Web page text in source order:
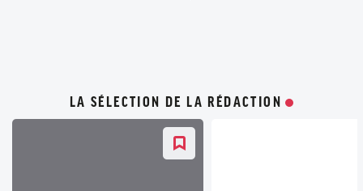
LA SÉLECTION DE LA RÉDACTION